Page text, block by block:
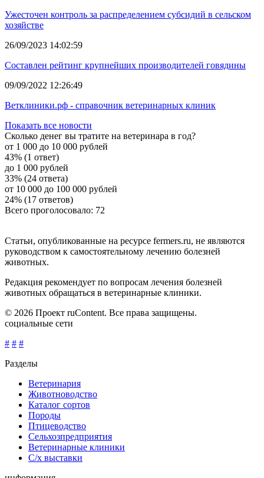
Ужесточен контроль за распределением субсидий в сельском
хозяйстве
26/09/2023 14:02:59
Составлен рейтинг крупнейших производителей говядины
09/09/2022 12:26:49
Ветклиники.рф - справочник ветеринарных клиник
Показать все новости
Сколько денег вы тратите на ветеринара в год?
от 1 000 до 10 000 рублей
43% (1 ответ)
до 1 000 рублей
33% (24 ответа)
от 10 000 до 100 000 рублей
24% (17 ответов)
Всего проголосовало: 72
Статьи, опубликованные на ресурсе fermers.ru, не являются
руководством к самостоятельному лечению болезней
животных.
Редакция рекомендует по вопросам лечения болезней
животных обращаться в ветеринарные клиники.
© 2026 Проект ruContent. Все права защищены.
социальные сети
# # #
Разделы
Ветеринария
Животноводство
Каталог сортов
Породы
Птицеводство
Сельхозпредприятия
Ветеринарные клиники
С/х выставки